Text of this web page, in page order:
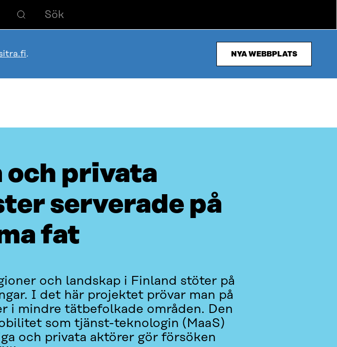
. NYA WEBBPLATS
privata
serverade på
fat
och landskap i Finland stöter på
I det här projektet prövar man på
i mindre tätbefolkade områden. Den
som tjänst-teknologin (MaaS)
och privata aktörer gör försöken